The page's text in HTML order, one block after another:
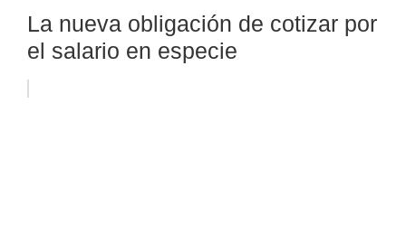
La nueva obligación de cotizar por
el salario en especie